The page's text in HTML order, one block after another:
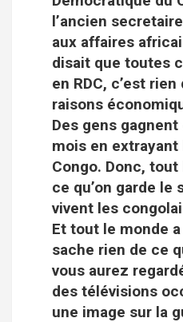
l’ancien
aux affaires
disait que toutes
en RDC, c’est
raisons
Des gens
mois en
Congo. Donc,
ce qu’on garde le
vivent les
Et tout le monde
sache rien de ce
vous aurez
des télévisions
une image sur la